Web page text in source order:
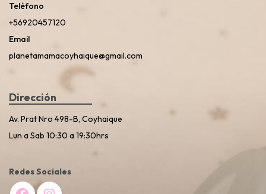
Teléfono
+56920457120
Email
planetamamacoyhaique@gmail.com
Dirección
Av. Prat Nro 498-B, Coyhaique
Lun a Sab 10:30 a 19:30hrs
Redes Sociales